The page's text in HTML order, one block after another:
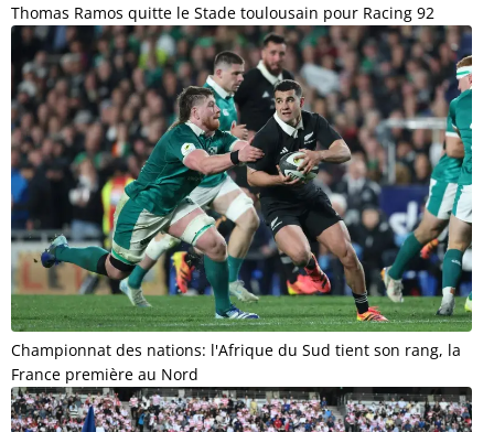
Thomas Ramos quitte le Stade toulousain pour Racing 92
Championnat des nations: l'Afrique du Sud tient son rang, la
France première au Nord